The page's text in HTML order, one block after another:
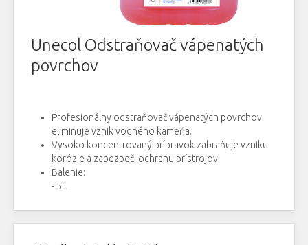
Unecol Odstraňovač vápenatých
povrchov
Profesionálny odstraňovač vápenatých povrchov
eliminuje vznik vodného kameňa.
Vysoko koncentrovaný prípravok zabraňuje vzniku
korózie a zabezpeči ochranu prístrojov.
Balenie:
- 5L